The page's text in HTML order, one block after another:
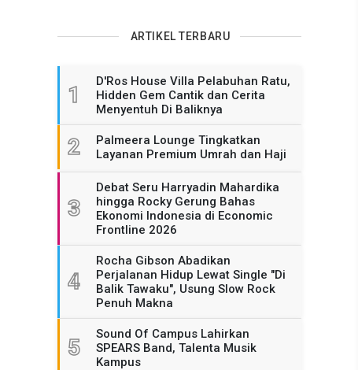
ARTIKEL TERBARU
1
D'Ros House Villa Pelabuhan Ratu,
Hidden Gem Cantik dan Cerita
Menyentuh Di Baliknya
2
Palmeera Lounge Tingkatkan
Layanan Premium Umrah dan Haji
3
Debat Seru Harryadin Mahardika
hingga Rocky Gerung Bahas
Ekonomi Indonesia di Economic
Frontline 2026
4
Rocha Gibson Abadikan
Perjalanan Hidup Lewat Single "Di
Balik Tawaku", Usung Slow Rock
Penuh Makna
5
Sound Of Campus Lahirkan
SPEARS Band, Talenta Musik
Kampus